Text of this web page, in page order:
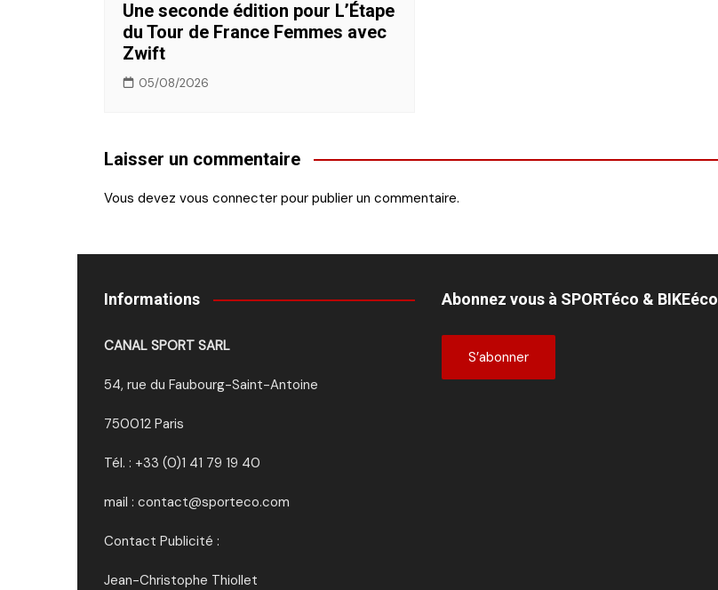
Une seconde édition pour L’Étape
du Tour de France Femmes avec
Zwift
05/08/2026
Laisser un commentaire
Vous devez vous connecter pour publier un commentaire.
Informations
CANAL SPORT SARL
54, rue du Faubourg-Saint-Antoine
750012 Paris
Tél. : +33 (0)1 41 79 19 40
mail : contact@sporteco.com
Contact Publicité :
Jean-Christophe Thiollet
Abonnez vous à SPORTéco & BIKEéco
S’abonner